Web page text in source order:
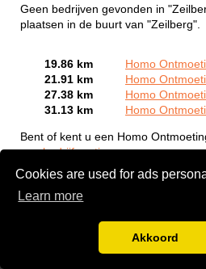
Cookies are used for ads
Learn more
Akkoord
Geen bedrijven gevonden in
plaatsen in de buurt van "Zeilberg".
19.86 km
Homo
21.91 km
Homo
27.38 km
Homo
31.13 km
Homo
Bent of kent u een Homo
een bedrijf gratis aan